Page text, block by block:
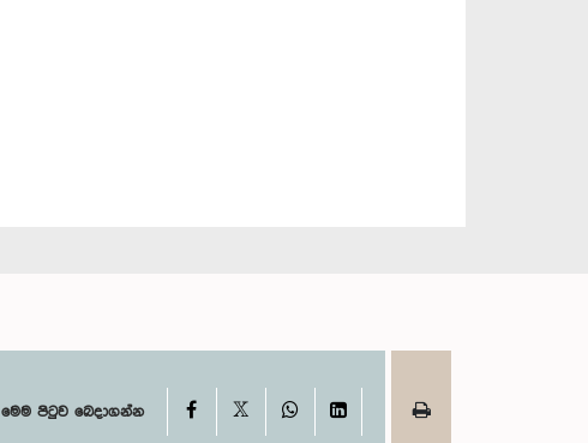
මෙම පිටුව බෙදාගන්න Facebook WhatsAppLinkedIn